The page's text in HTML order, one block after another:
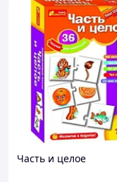
Часть и целое